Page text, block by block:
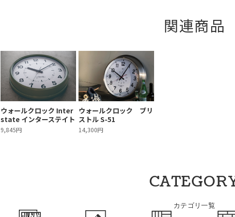
関連商品
ウォールクロック Inter
state インターステイト
9,845円
ウォールクロック ブリ
ストル S-51
14,300円
カテゴリ一覧